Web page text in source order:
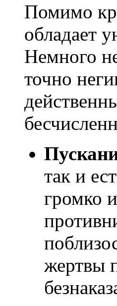
Помимо
обладает
Немного
точно
так и
громко
жертвы